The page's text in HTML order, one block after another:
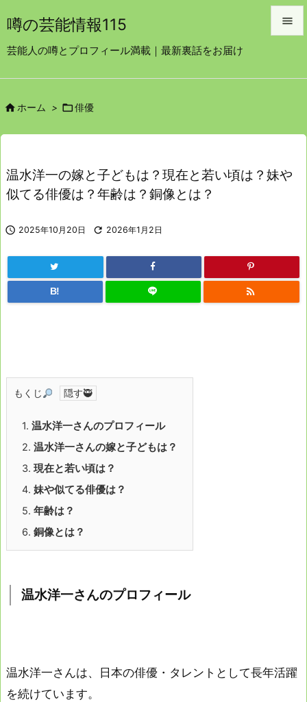
噂の芸能情報115
芸能人の噂とプロフィール満載｜最新裏話をお届け

前へ
次へ
ホーム > 俳優
温水洋一の嫁と子どもは？現在と若い頃は？妹や
似てる俳優は？年齢は？銅像とは？
 2025年10月20日  2026年1月2日
B! 
もくじ
1. 温水洋一さんのプロフィール
2. 温水洋一さんの嫁と子どもは？
3. 現在と若い頃は？
4. 妹や似てる俳優は？
5. 年齢は？
6. 銅像とは？
温水洋一さんのプロフィール
温水洋一さんは、日本の俳優・タレントとして長年活躍
を続けています。